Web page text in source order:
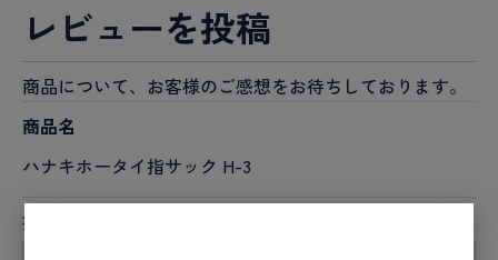
レビューを投稿
商品について、お客様のご感想をお待ちしております。
商品名
ハナキホータイ指サック H-3
投稿者名